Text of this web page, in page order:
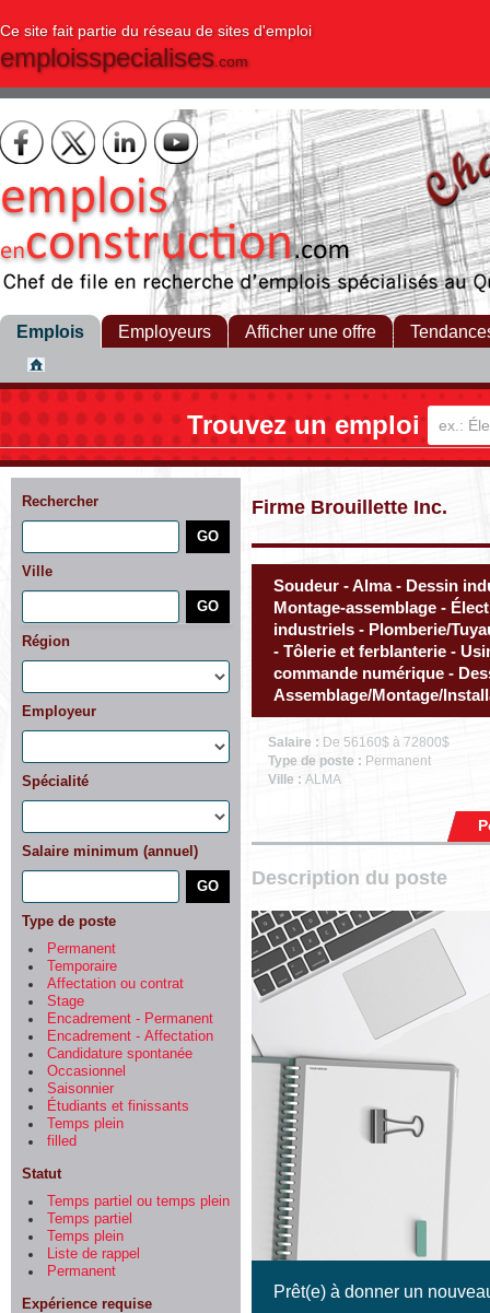
Ce site fait partie du réseau de sites d'emploi
emploisspecialises.com
Emplois Employeurs Afficher une offre
Trouvez un emploi
Rechercher
Ville
Région
Employeur
Spécialité
Salaire minimum (annuel)
Type de poste
Permanent
Temporaire
Affectation ou contrat
Stage
Encadrement - Permanent
Encadrement - Affectation
Candidature spontanée
Occasionnel
Saisonnier
Étudiants et finissants
Temps plein
filled
Statut
Temps partiel ou temps plein
Temps partiel
Temps plein
Liste de rappel
Permanent
Expérience requise
Firme Brouillette Inc.
Soudeur - Alma - Dessin
Montage-assemblage -
industriels - Plomberie/
- Tôlerie et ferblanterie -
commande numérique -
Assemblage/Montage/
Salaire : De 56160$ à 72800$
Type de poste : Permanent
Ville : ALMA
Description du poste
Prêt(e) à donner un